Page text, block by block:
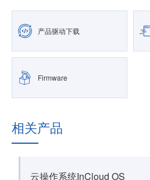
产品驱动下载
Firmware
相关产品
云操作系统InCloud OS